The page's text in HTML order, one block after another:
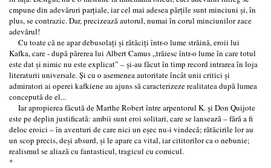
cmpune din adevăruri parţiale, iar cel mai adesea părţile sunt minciuni şi, în
plus, se contrazic. Dar, precizează autorul, numai în corul minciunilor zace
adevărul!
Cu toate că ne apar debusolaţi şi rătăciţi într-o lume străină, eroii lui
Kafka, care - după părerea lui Albert Camus „trăiesc într-o lume în care totul
este dat şi nimic nu este explicat” – şi-au făcut în timp record intrarea în loja
literaturii universale. Şi cu o asemenea autoritate încât unii critici şi
admiratori ai operei kafkiene au ajuns să caracterizeze realitatea după lumea
concepută de el...
Iar apropierea făcută de Marthe Robert între arpentorul K. şi Don Quijote
este pe deplin justificată: ambii sunt eroi solitari, care se lansează – fără a fi
deloc eroici – în aventuri de care nici un eşec nu-i vindecă; rătăcirile lor au
un scop precis, deşi absurd, şi le apare ca vital, iar cititorilor ca o nebunie;
realismul se aliază cu fantasticul, tragicul cu comicul.
*